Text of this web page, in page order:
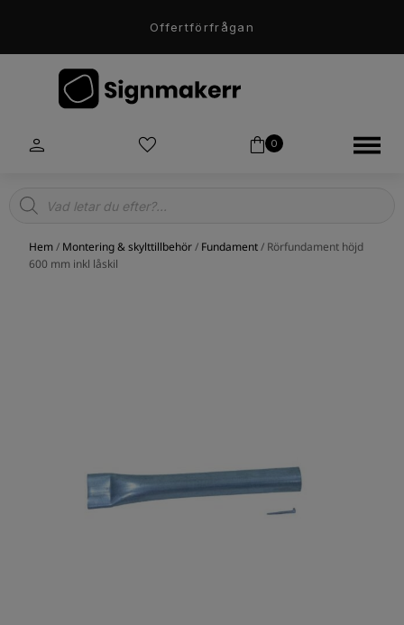
Offertförfrågan
0
Products
search
Hem/ Montering & skylttillbehör/ Fundament/ Rörfundament höjd
600 mm inkl låskil